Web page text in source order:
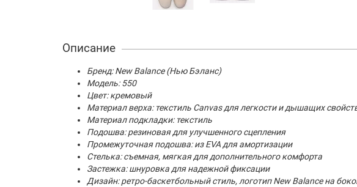
Описание
Бренд: New Balance (Нью Бэланс)
Модель: 550
Цвет: кремовый
Материал верха: текстиль Canvas для легкости и дышащих
Материал подкладки: текстиль
Подошва: резиновая для улучшенного сцепления
Промежуточная подошва: из EVA для амортизации
Стелька: съемная, мягкая для дополнительного комфорта
Застежка: шнуровка для надежной фиксации
Дизайн: ретро-баскетбольный стиль, логотип New Balance на